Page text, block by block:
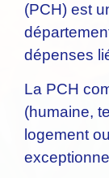
(PCH) est
dépenses
La PCH
(humaine,
logement